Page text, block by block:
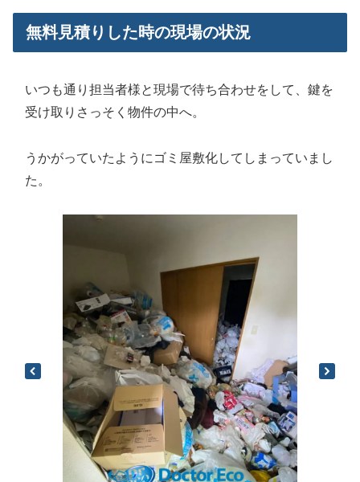
無料見積りした時の現場の状況
いつも通り担当者様と現場で待ち合わせをして、鍵を
受け取りさっそく物件の中へ。
うかがっていたようにゴミ屋敷化してしまっていまし
た。